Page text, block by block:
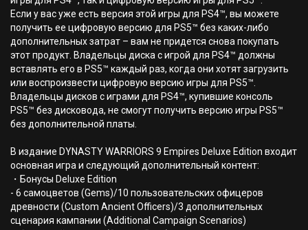
Если у вас уже есть версия этой игры для PS4™, вы можете
получить ее цифровую версию для PS5™ без каких-либо
дополнительных затрат – вам не придется снова покупать
этот продукт. Владельцы диска с игрой для PS4™ должны
вставлять его в PS5™ каждый раз, когда они хотят загрузить
или воспроизвести цифровую версию игры для PS5™.
Владельцы дисков с играми для PS4™, купившие консоль
PS5™ без дисковода, не смогут получить версию игры PS5™
без дополнительной платы.
В издание DYNASTY WARRIORS 9 Empires Deluxe Edition входит
основная игра и следующий дополнительный контент:
・Бонусы Deluxe Edition
- 6 самоцветов (Gems)/10 пользовательских офицеров
древности (Custom Ancient Officers)/3 дополнительных
сценария кампании (Additional Campaign Scenarios)